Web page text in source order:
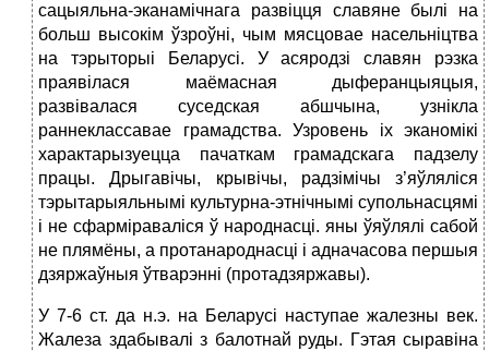
сацыяльна-эканамічнага развіцця славяне былі на
больш высокім ўзроўні, чым мясцовае насельніцтва
на тэрыторыі Беларусі. У асяродзі славян рэзка
праявілася маёмасная дыферанцыяцыя,
развівалася суседская абшчына, узнікла
раннеклассавае грамадства. Узровень іх эканомікі
характарызуецца пачаткам грамадскага падзелу
працы. Дрыгавічы, крывічы, радзімічы з’яўляліся
тэрытарыяльнымі культурна-этнічнымі супольнасцямі
і не сфарміраваліся ў народнасці. яны ўяўлялі сабой
не плямёны, а протанароднасці і адначасова першыя
дзяржаўныя ўтварэнні (протадзяржавы).
У 7-6 ст. да н.э. на Беларусі наступае жалезны век.
Жалеза здабывалі з балотнай руды. Гэтая сыравіна